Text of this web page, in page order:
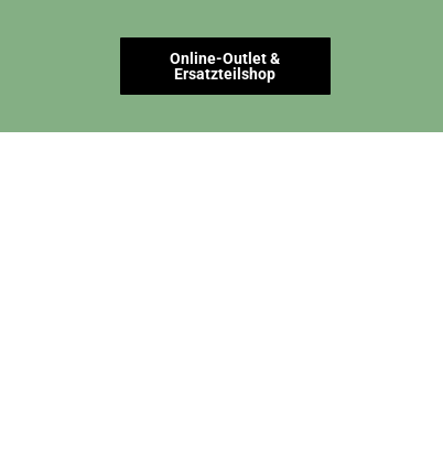
Online-Outlet &
Ersatzteilshop